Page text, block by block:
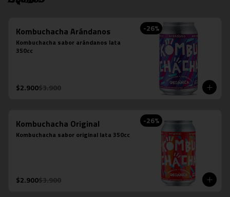
-26%
Kombuchacha Arándanos
Kombuchacha sabor arándanos lata
350cc
$2.900$3.900
-26%
Kombuchacha Original
Kombuchacha sabor original lata 350cc
$2.900$3.900